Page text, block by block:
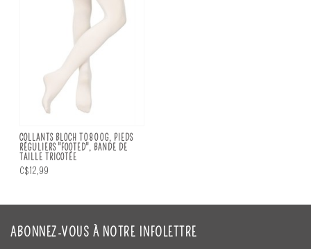
COLLANTS BLOCH T0800G, PIEDS
RÉGULIERS "FOOTED", BANDE DE
TAILLE TRICOTÉE
C$12,99
ABONNEZ-VOUS À NOTRE INFOLETTRE